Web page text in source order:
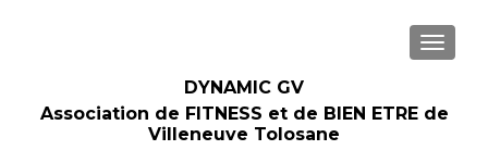
DYNAMIC GV
Association de FITNESS et de BIEN ETRE de
Villeneuve Tolosane